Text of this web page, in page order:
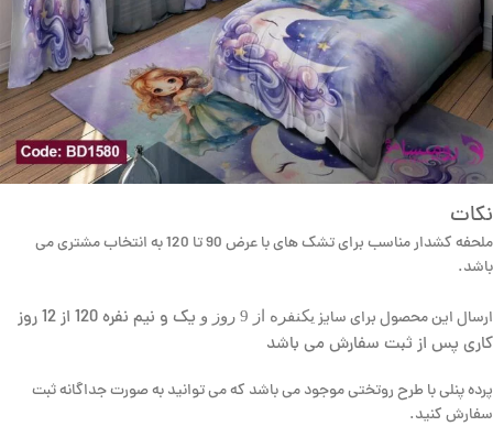
نکات
ملحفه کشدار مناسب برای تشک های با عرض 90 تا 120 به انتخاب مشتری می
باشد.
ارسال این محصول برای سایز یکنفره از 9 روز و
یک و نیم نفره 120 از 12 روز
کاری پس از ثبت سفارش می باشد
پرده پنلی با طرح روتختی موجود می باشد که می توانید به صورت جداگانه ثبت
سفارش کنید.